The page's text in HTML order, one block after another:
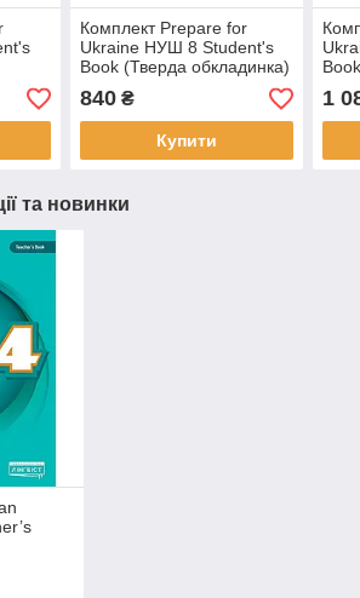
Комплект Prepare for
Ukraine НУШ 8 Student's
Book (Тверда обкладинка)
+ WorkBook (оригінал)
840₴
Купити
+
1
та новинки